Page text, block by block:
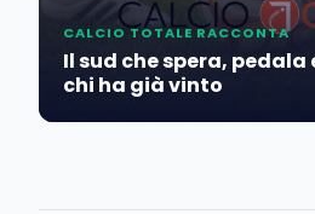
CALCIO TOTALE RACCONTA
Il sud che spera, pedala
chi ha già vinto